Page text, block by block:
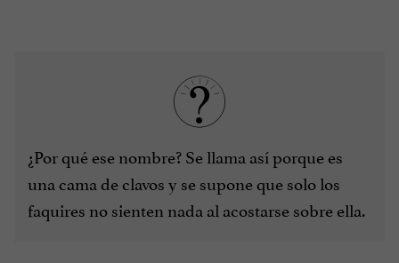
¿Por qué ese nombre? Se llama así porque es
una cama de clavos y se supone que solo los
faquires no sienten nada al acostarse sobre ella.